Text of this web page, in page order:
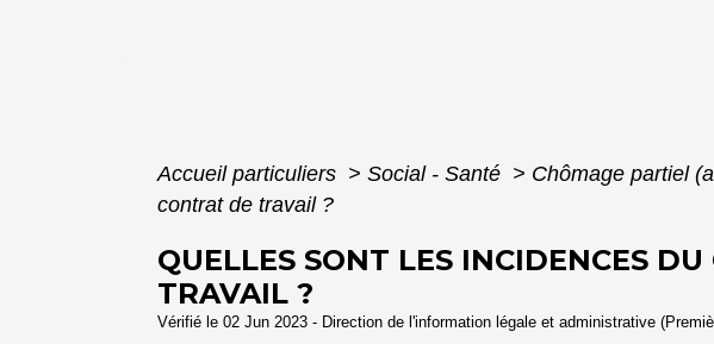
Accueil particuliers > Social - Santé > Chômage partiel
contrat de travail ?
QUELLES SONT LES INCIDENCES
TRAVAIL ?
Vérifié le 02 Jun 2023 - Direction de l'information légale et administrative